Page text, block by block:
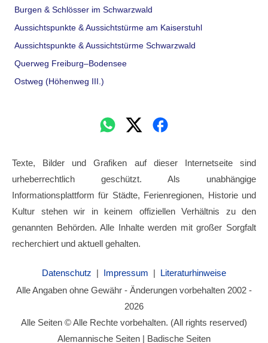
Burgen & Schlösser im Schwarzwald
Aussichtspunkte & Aussichtstürme am Kaiserstuhl
Aussichtspunkte & Aussichtstürme Schwarzwald
Querweg Freiburg–Bodensee
Ostweg (Höhenweg III.)
Texte, Bilder und Grafiken auf dieser Internetseite sind
urheberrechtlich geschützt. Als unabhängige
Informationsplattform für Städte, Ferienregionen, Historie und
Kultur stehen wir in keinem offiziellen Verhältnis zu den
genannten Behörden. Alle Inhalte werden mit großer Sorgfalt
recherchiert und aktuell gehalten.
Datenschutz | Impressum | Literaturhinweise
Alle Angaben ohne Gewähr - Änderungen vorbehalten 2002 -
2026
Alle Seiten © Alle Rechte vorbehalten. (All rights reserved)
Alemannische Seiten | Badische Seiten